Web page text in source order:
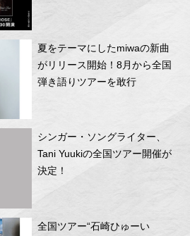
夏をテーマにしたmiwaの新曲
がリリース開始！8月から全国
弾き語りツアーを敢行
シンガー・ソングライター、
Tani Yuukiの全国ツアー開催が
決定！
全国ツアー“石崎ひゅーい